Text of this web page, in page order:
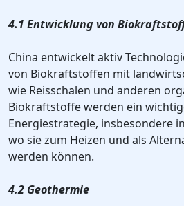
4.1 Entwicklung von
China entwickelt aktiv
von Biokraftstoffen mit
wie Reisschalen und anderen
Biokraftstoffe werden ein
Energiestrategie, insbesondere
wo sie zum Heizen und als
werden können.
4.2 Geothermie